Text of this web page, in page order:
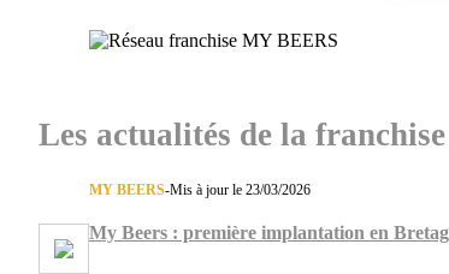
Les actualités de la
MY BEERS-Mis à jour le 23/03/2026
My Beers : première implantation en